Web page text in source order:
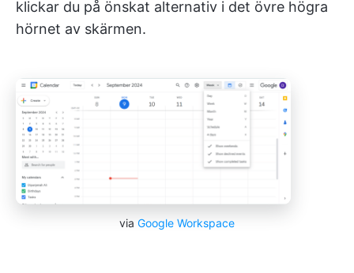
klickar du på önskat alternativ i det övre högra
hörnet av skärmen.
via Google Workspace